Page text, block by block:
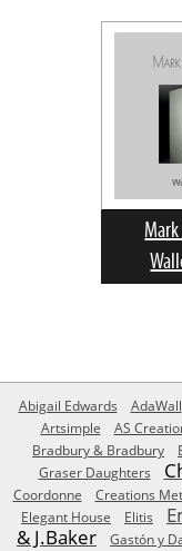
Abigail Edwards AdaWall
Artsimple
AS
Bradbury & Bradbury
Graser Daughters
Coordonne Creations
Elegant House
Elitis
& J.Baker
Gastón y